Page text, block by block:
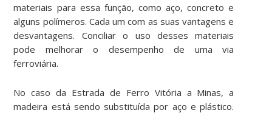
materiais para essa função, como aço, concreto e
alguns polímeros. Cada um com as suas vantagens e
desvantagens. Conciliar o uso desses materiais
pode melhorar o desempenho de uma via
ferroviária.
No caso da Estrada de Ferro Vitória a Minas, a
madeira está sendo substituída por aço e plástico.